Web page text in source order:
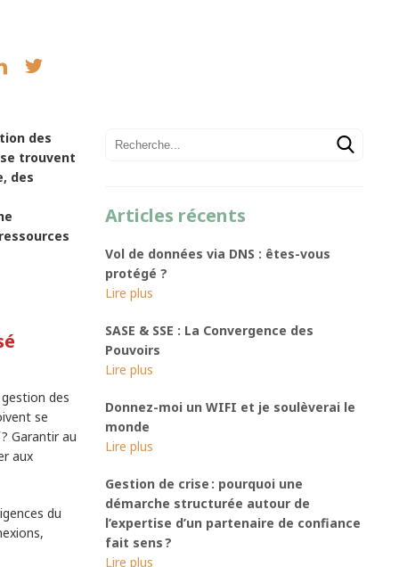
des
trouvent
des
des
se
Garantir au
aux
du
Articles récents
Vol de données via DNS : êtes-vous
protégé ?
SASE & SSE : La Convergence des
Pouvoirs
Donnez-moi un WIFI et je soulèverai le
monde
Gestion de crise : pourquoi une
démarche structurée autour de
l’expertise d’un partenaire de confiance
fait sens ?